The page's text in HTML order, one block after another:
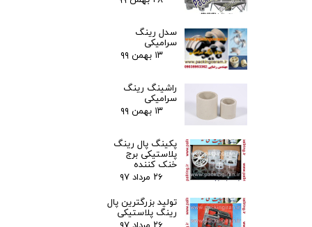
سدل رینگ
سرامیکی
۱۳ بهمن ۹۹
راشینگ رینگ
سرامیکی
۱۳ بهمن ۹۹
پکینگ پال رینگ
پلاستیکی برج
خنک کننده
۲۶ مرداد ۹۷
تولید بزرگترین پال
رینگ پلاستیکی